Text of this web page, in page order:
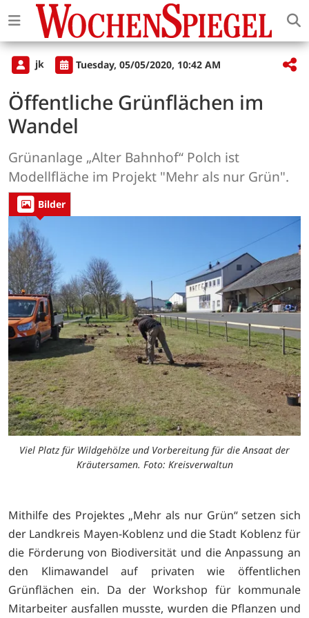
jk Tuesday, 05/05/2020, 10:42 AM
Öffentliche Grünflächen im
Wandel
Grünanlage „Alter Bahnhof“ Polch ist
Modellfläche im Projekt "Mehr als nur Grün".
Bilder
Viel Platz für Wildgehölze und Vorbereitung für die Ansaat der
Kräutersamen. Foto: Kreisverwaltun
Mithilfe des Projektes „Mehr als nur Grün“ setzen sich
der Landkreis Mayen-Koblenz und die Stadt Koblenz für
die Förderung von Biodiversität und die Anpassung an
den Klimawandel auf privaten wie öffentlichen
Grünflächen ein. Da der Workshop für kommunale
Mitarbeiter ausfallen musste, wurden die Pflanzen und